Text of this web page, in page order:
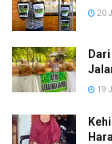
20
19